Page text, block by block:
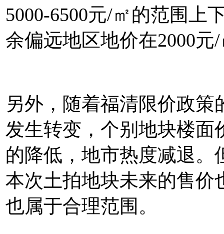
5000-6500元/㎡的范围上
余偏远地区地价在2000元
另外，随着福清限价政
发生转变，个别地块楼面
的降低，地市热度减退。
本次土拍地块未来的售价
也属于合理范围。